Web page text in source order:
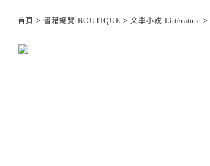
首頁 > 書籍總覽 BOUTIQUE > 文學小說 Littérature >